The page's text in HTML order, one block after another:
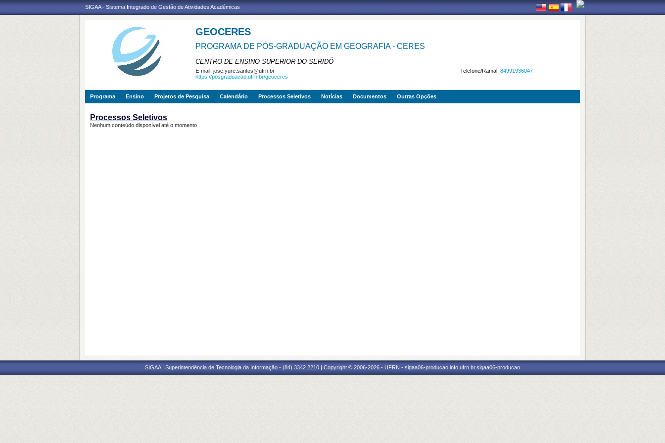
SIGAA - Sistema Integrado de Gestão de Atividades Acadêmicas
GEOCERES
PROGRAMA DE PÓS-GRADUAÇÃO EM GEOGRAFIA - CERES
CENTRO DE ENSINO SUPERIOR DO SERIDÓ
Telefone/Ramal: 84991936047
E-mail: jose.yure.santos@ufrn.br
https://posgraduacao.ufrn.br/geoceres
Programa Ensino Projetos de Pesquisa Calendário Processos Seletivos Notícias Documentos Outras Opções
Processos Seletivos
Nenhum conteúdo disponível até o momento
SIGAA | Superintendência de Tecnologia da Informação - (84) 3342 2210 | Copyright © 2006-2026 - UFRN - sigaa06-producao.info.ufrn.br.sigaa06-producao